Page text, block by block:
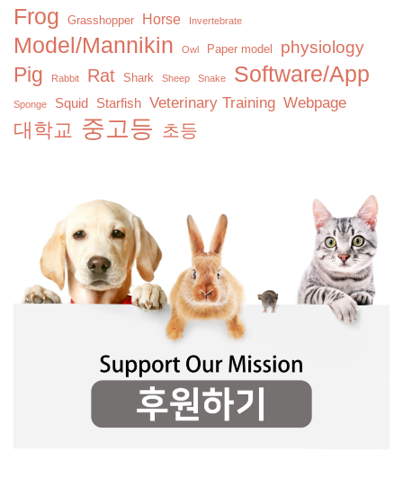
Frog Grasshopper Horse Invertebrate
Model/Mannikin Owl Paper model physiology
Pig Rabbit Rat Shark Sheep Snake Software/App
Sponge Squid Starfish Veterinary Training Webpage
대학교 중고등 초등